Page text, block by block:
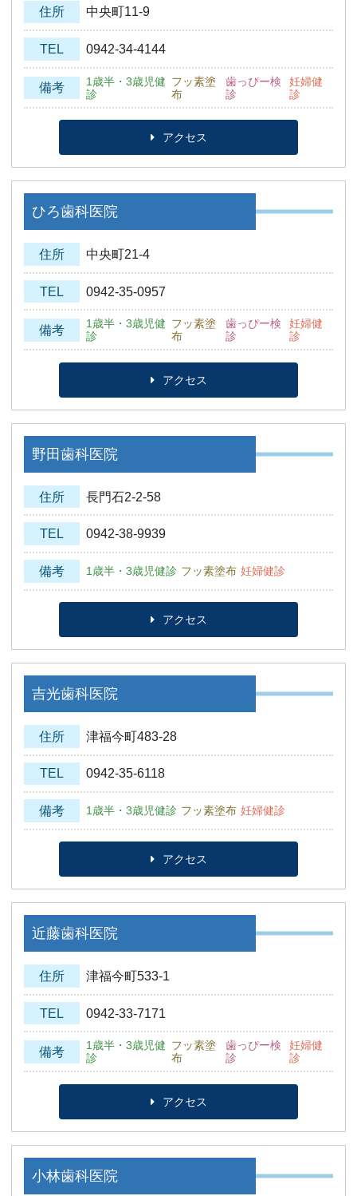
住所 中央町11-9
TEL 0942-34-4144
備考
1歳半・3歳児健
診
フッ素塗
布
歯っぴー検
診
妊婦健
診
アクセス
ひろ歯科医院
住所 中央町21-4
TEL 0942-35-0957
備考
1歳半・3歳児健
診
フッ素塗
布
歯っぴー検
診
妊婦健
診
アクセス
野田歯科医院
住所 長門石2-2-58
TEL 0942-38-9939
備考 1歳半・3歳児健診 フッ素塗布 妊婦健診
アクセス
吉光歯科医院
住所 津福今町483-28
TEL 0942-35-6118
備考 1歳半・3歳児健診 フッ素塗布 妊婦健診
アクセス
近藤歯科医院
住所 津福今町533-1
TEL 0942-33-7171
備考
1歳半・3歳児健
診
フッ素塗
布
歯っぴー検
診
妊婦健
診
アクセス
小林歯科医院